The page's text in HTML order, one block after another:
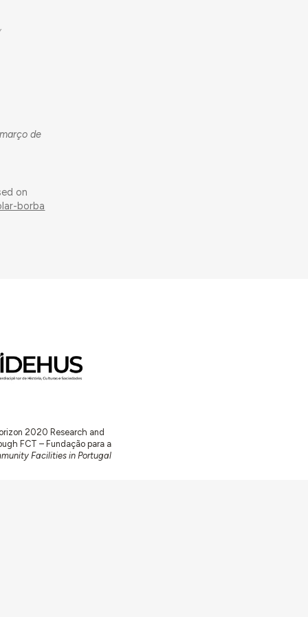
de
on
borba
2020 Research and
FCT – Fundação para a
Facilities in Portugal